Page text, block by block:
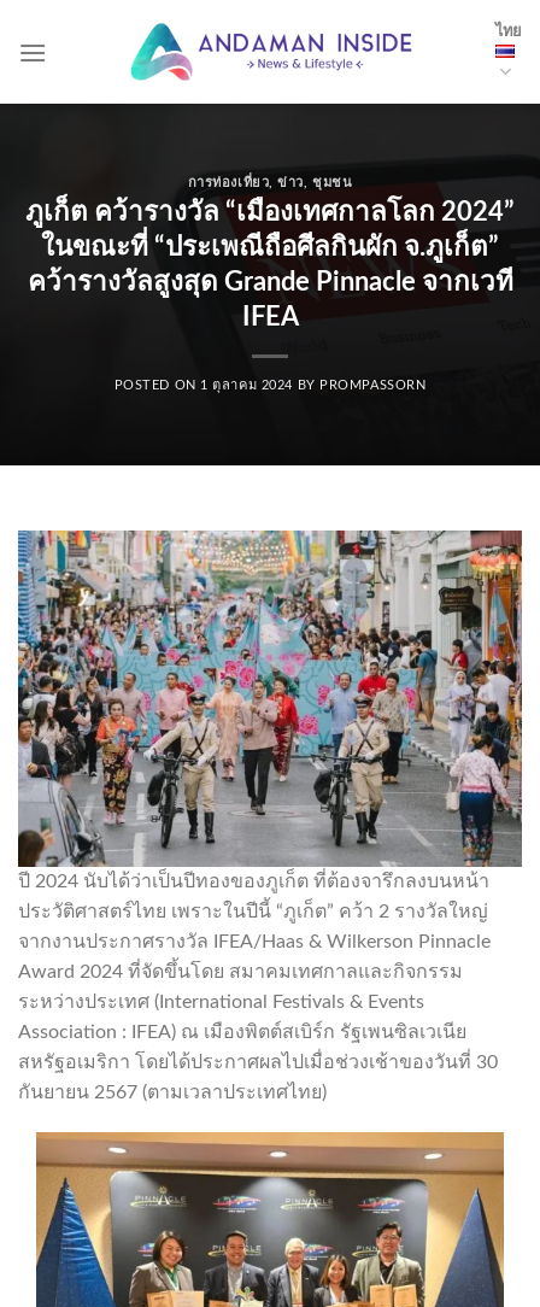
ไทย
การท่องเที่ยว ,ข่าว ,ชุมชน
ภูเก็ต คว้ารางวัล “เมืองเทศกาลโลก 2024”
ในขณะที่ “ประเพณีถือศีลกินผัก จ.ภูเก็ต”
คว้ารางวัลสูงสุด Grande Pinnacle จากเวที
IFEA
POSTED ON 1 ตุลาคม 2024 BY PROMPASSORN
ปี 2024 นับได้ว่าเป็นปีทองของภูเก็ต ที่ต้องจารึกลงบนหน้า
ประวัติศาสตร์ไทย เพราะในปีนี้ “ภูเก็ต” คว้า 2 รางวัลใหญ่
จากงานประกาศรางวัล IFEA/Haas & Wilkerson Pinnacle
Award 2024 ที่จัดขึ้นโดย สมาคมเทศกาลและกิจกรรม
ระหว่างประเทศ (International Festivals & Events
Association : IFEA) ณ เมืองพิตต์สเบิร์ก รัฐเพนซิลเวเนีย
สหรัฐอเมริกา โดยได้ประกาศผลไปเมื่อช่วงเช้าของวันที่ 30
กันยายน 2567 (ตามเวลาประเทศไทย)